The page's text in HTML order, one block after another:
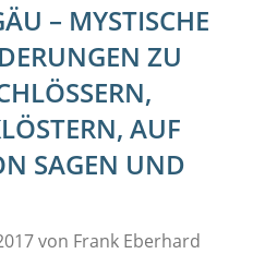
– MYSTISCHE
ZU
AUF
SAGEN UND
von Frank Eberhard